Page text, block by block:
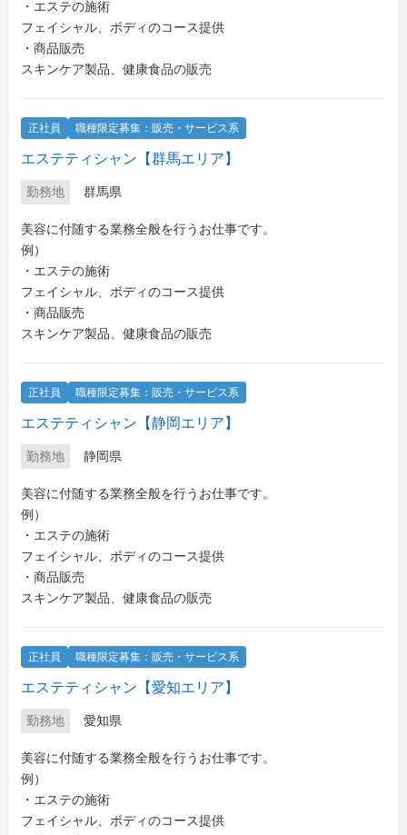
・エステの施術
フェイシャル、ボディのコース提供
・商品販売
スキンケア製品、健康食品の販売
正社員 職種限定募集：販売・サービス系
エステティシャン【群馬エリア】
勤務地 群馬県
美容に付随する業務全般を行うお仕事です。
例）
・エステの施術
フェイシャル、ボディのコース提供
・商品販売
スキンケア製品、健康食品の販売
正社員 職種限定募集：販売・サービス系
エステティシャン【静岡エリア】
勤務地 静岡県
美容に付随する業務全般を行うお仕事です。
例）
・エステの施術
フェイシャル、ボディのコース提供
・商品販売
スキンケア製品、健康食品の販売
正社員 職種限定募集：販売・サービス系
エステティシャン【愛知エリア】
勤務地 愛知県
美容に付随する業務全般を行うお仕事です。
例）
・エステの施術
フェイシャル、ボディのコース提供